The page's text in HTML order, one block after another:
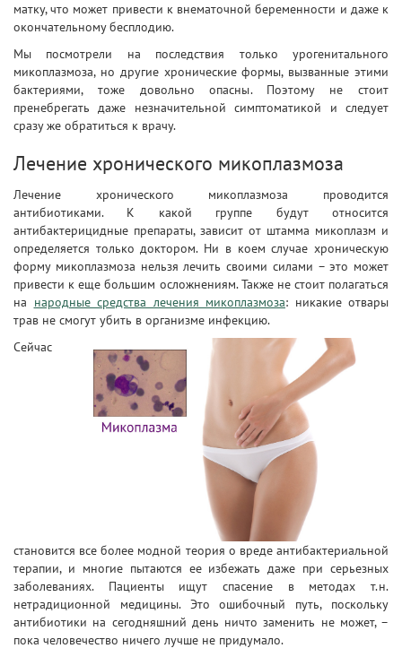
матку, что может привести к внематочной беременности и даже к
окончательному бесплодию.
Мы посмотрели на последствия только урогенитального
микоплазмоза, но другие хронические формы, вызванные этими
бактериями, тоже довольно опасны. Поэтому не стоит
пренебрегать даже незначительной симптоматикой и следует
сразу же обратиться к врачу.
Лечение хронического микоплазмоза
Лечение хронического микоплазмоза проводится
антибиотиками. К какой группе будут относится
антибактерицидные препараты, зависит от штамма микоплазм и
определяется только доктором. Ни в коем случае хроническую
форму микоплазмоза нельзя лечить своими силами – это может
привести к еще большим осложнениям. Также не стоит полагаться
на народные средства лечения микоплазмоза: никакие отвары
трав не смогут убить в организме инфекцию.
Сейчас
становится все более модной теория о вреде антибактериальной
терапии, и многие пытаются ее избежать даже при серьезных
заболеваниях. Пациенты ищут спасение в методах т.н.
нетрадиционной медицины. Это ошибочный путь, поскольку
антибиотики на сегодняшний день ничто заменить не может, –
пока человечество ничего лучше не придумало.